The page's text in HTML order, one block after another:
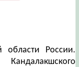
области России.